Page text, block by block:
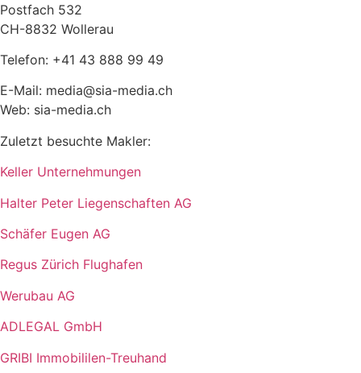
Postfach 532
CH-8832 Wollerau
Telefon: +41 43 888 99 49
E-Mail: media@sia-media.ch
Web: sia-media.ch
Zuletzt besuchte Makler:
Keller Unternehmungen
Halter Peter Liegenschaften AG
Schäfer Eugen AG
Regus Zürich Flughafen
Werubau AG
ADLEGAL GmbH
GRIBI Immobililen-Treuhand